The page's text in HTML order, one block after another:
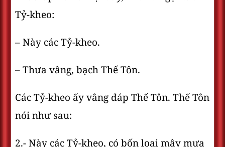
Tỷ-kheo:
– Này các Tỷ-kheo.
– Thưa vâng, bạch Thế Tôn.
Các Tỷ-kheo ấy vâng đáp Thế Tôn. Thế Tôn
nói như sau:
2.- Này các Tỷ-kheo, có bốn loại mây mưa